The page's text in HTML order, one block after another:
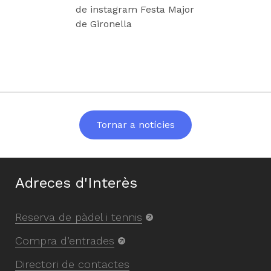
de instagram Festa Major
de Gironella
Tornar a notícies
Adreces d'Interès
Reserva de pàdel i tennis
Compra d’entrades
Directori de contactes